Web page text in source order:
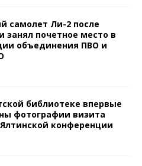
самолет Ли-2 после
занял почетное место в
объединения ПВО и
библиотеке впервые
фотографии визита
конференции